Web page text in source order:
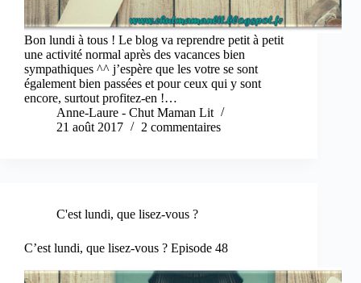
Bon lundi à tous ! Le blog va reprendre petit à petit
une activité normal après des vacances bien
sympathiques ^^ j’espère que les votre se sont
également bien passées et pour ceux qui y sont
encore, surtout profitez-en !…
Anne-Laure - Chut Maman Lit
21 août 2017
2 commentaires
C'est lundi, que lisez-vous ?
C’est lundi, que lisez-vous ? Episode 48